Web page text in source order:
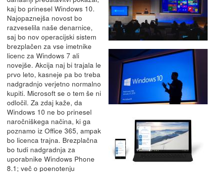
kaj bo prinesel Windows 10.
Najopaznejša novost bo
razveselila naše denarnice,
saj bo nov operacijski sistem
brezplačen za vse imetnike
licenc za Windows 7 ali
novejše. Akcija naj bi trajala le
prvo leto, kasneje pa bo treba
nadgradnjo verjetno normalno
kupiti. Microsoft se o tem še ni
odločil. Za zdaj kaže, da
Windows 10 ne bo prinesel
naročniškega načina, ki ga
poznamo iz Office 365, ampak
bo licenca trajna. Brezplačna
bo tudi nadgradnja za
uporabnike Windows Phone
8.1; več o poenotenju